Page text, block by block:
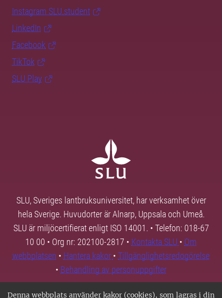
Denna webbplats använder kakor (cookies), som lagras i din
Instagram SLU.student
LinkedIn
Facebook
TikTok
SLU Play
SLU, Sveriges lantbruksuniversitet, har verksamhet över
hela Sverige. Huvudorter är Alnarp, Uppsala och Umeå.
SLU är miljöcertifierat enligt ISO 14001. • Telefon: 018-67
10 00 • Org nr: 202100-2817 • Kontakta SLU • Om
webbplatsen • Hantera kakor • Tillgänglighetsredogörelse
• Behandling av personuppgifter